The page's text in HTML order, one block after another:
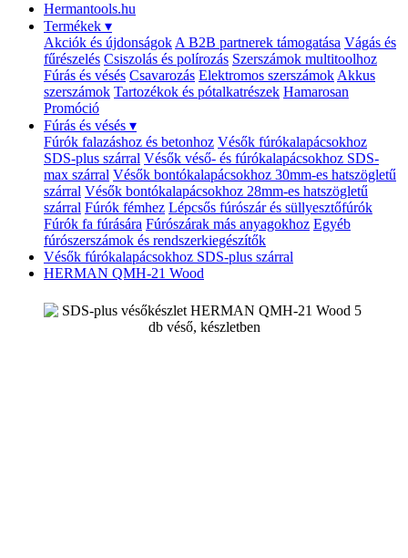
Hermantools.hu
Termékek ▾
Akciók és újdonságok A B2B partnerek támogatása Vágás és
fűrészelés Csiszolás és polírozás Szerszámok multitoolhoz
Fúrás és vésés Csavarozás Elektromos szerszámok Akkus
szerszámok Tartozékok és pótalkatrészek Hamarosan
Promóció
Fúrás és vésés ▾
Fúrók falazáshoz és betonhoz Vésők fúrókalapácsokhoz
SDS-plus szárral Vésők véső- és fúrókalapácsokhoz SDS-
max szárral Vésők bontókalapácsokhoz 30mm-es hatszögletű
szárral Vésők bontókalapácsokhoz 28mm-es hatszögletű
szárral Fúrók fémhez Lépcsős fúrószár és süllyesztőfúrók
Fúrók fa fúrására Fúrószárak más anyagokhoz Egyéb
fúrószerszámok és rendszerkiegészítők
Vésők fúrókalapácsokhoz SDS-plus szárral
HERMAN QMH-21 Wood